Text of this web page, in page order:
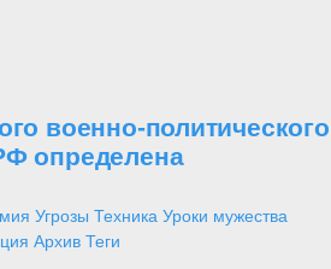
военно-политического
определена
Угрозы Техника Уроки мужества
Архив Теги